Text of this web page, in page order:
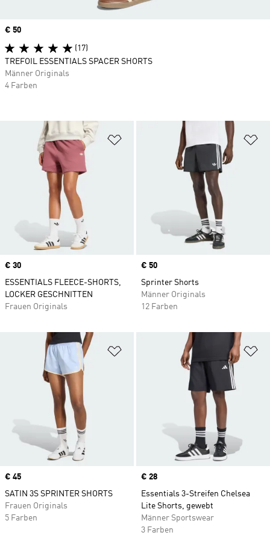
Zur Wunschliste hinzufügen
Price
€ 30
ESSENTIALS FLEECE-SHORTS,
LOCKER GESCHNITTEN
Frauen Originals
Price
€ 50
Sprinter Shorts
Männer Originals
12 Farben
Zur Wunschliste hinzufügen
Price
€ 45
SATIN 3S SPRINTER SHORTS
Frauen Originals
5 Farben
Price
€ 28
Essentials 3-Streifen Chelsea
Lite Shorts, gewebt
Männer Sportswear
3 Farben
Price
€ 50
(17)
TREFOIL ESSENTIALS SPACER SHORTS
Männer Originals
4 Farben